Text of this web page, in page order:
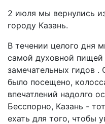
2 июля мы вернулись
городу Казань.
В течении целого дня
самой духовной
замечательных гидов .
было посещено,
впечатлений надолго
Бесспорно, Казань -
ехать для того, чтобы